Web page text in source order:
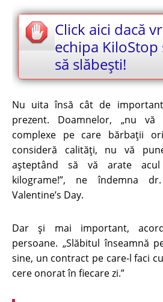
Click aici dacă
echipa
să slăbești!
Nu uita însă cât de
prezent. Doamnelor, „nu
complexe pe care bărbații
consideră calități, nu vă
așteptând să vă arate
kilograme!”, ne îndemna
Valentine’s Day.
Dar și mai important,
persoane. „Slăbitul înseamnă
sine, un contract pe care-l faci
cere onorat în fiecare zi.”